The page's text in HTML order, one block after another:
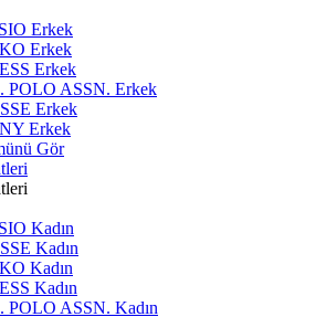
Erkek
Erkek
Erkek
POLO ASSN. Erkek
Erkek
Erkek
Gör
Kadın
Kadın
Kadın
Kadın
POLO ASSN. Kadın